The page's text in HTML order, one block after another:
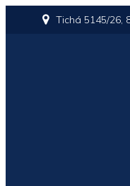
Tichá 5145/26,